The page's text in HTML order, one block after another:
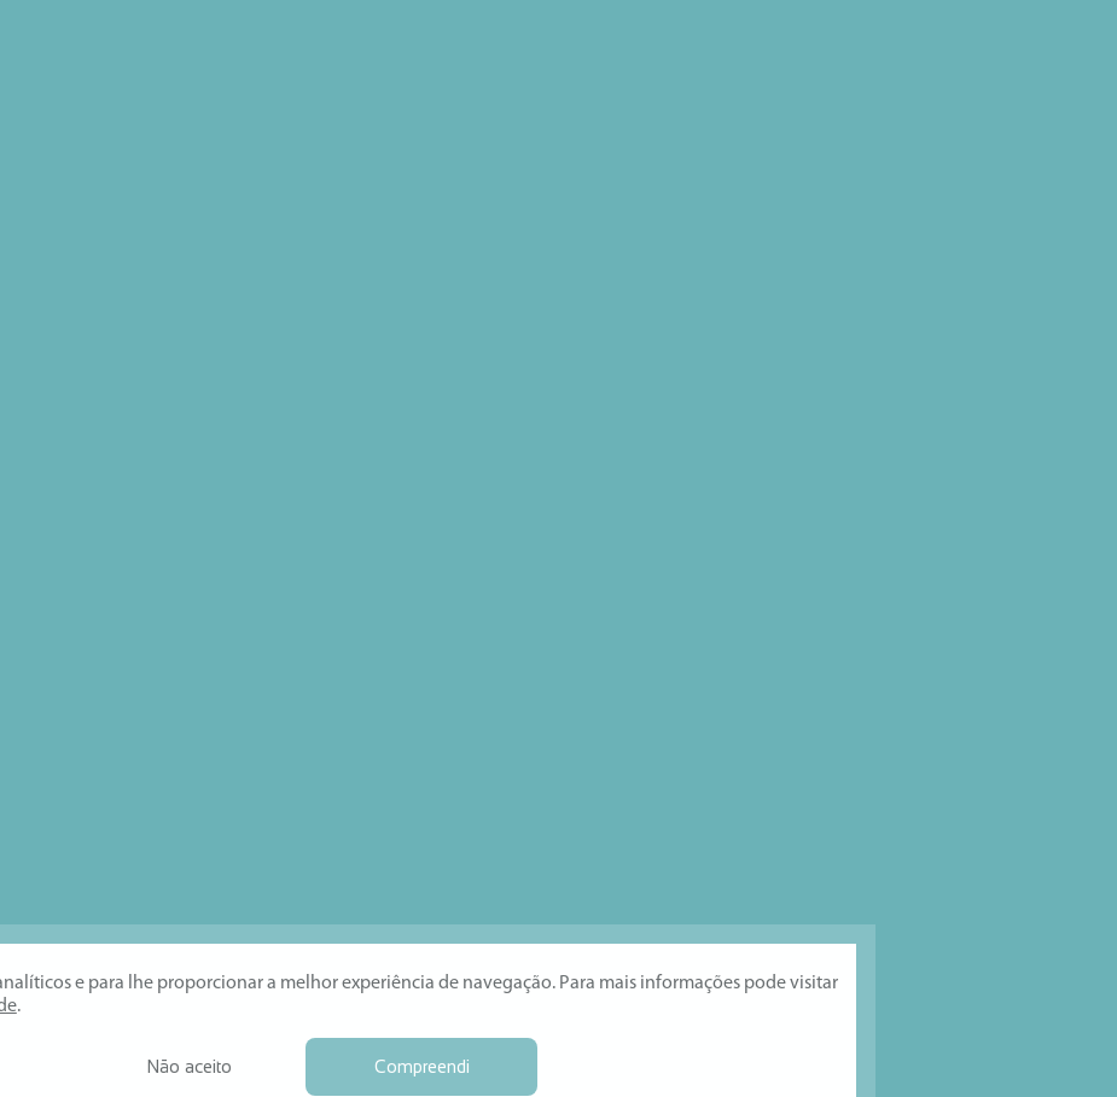
e para lhe proporcionar a melhor experiência de navegação. Para mais informações pode visitar
.
Não aceito Compreendi